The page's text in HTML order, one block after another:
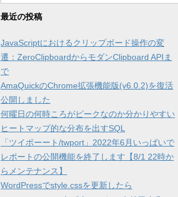
最近の投稿
JavaScriptにおけるクリップボード操作の変
遷：ZeroClipboardからモダンClipboard APIま
で
AmaQuickのChrome拡張機能版(v6.0.2)を復活
公開しました
何曜日の何時ころがピークなのか分かりやすい
ヒートマップ的な分布を出すSQL
「ツイポーート/twport」2022年6月いっぱいで
レポートの公開機能を終了します【8/1 22時か
らメンテナンス】
WordPressでstyle.cssを更新したら